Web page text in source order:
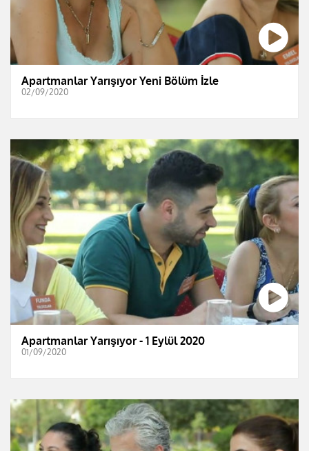
Apartmanlar Yarışıyor Yeni Bölüm İzle
02/09/2020
Apartmanlar Yarışıyor - 1 Eylül 2020
01/09/2020